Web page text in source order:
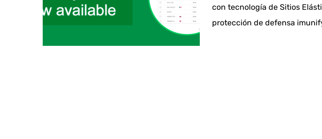
con tecnología de Sitios
protección de defensa